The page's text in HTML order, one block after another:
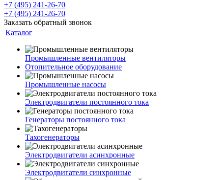
+7 (495) 241-26-70
+7 (495) 241-26-70
Заказать обратный звонок
Каталог
Промышленные вентиляторы
Отопительное оборудование
Промышленные насосы
Электродвигатели постоянного тока
Генераторы постоянного тока
Тахогенераторы
Электродвигатели асинхронные
Электродвигатели синхронные